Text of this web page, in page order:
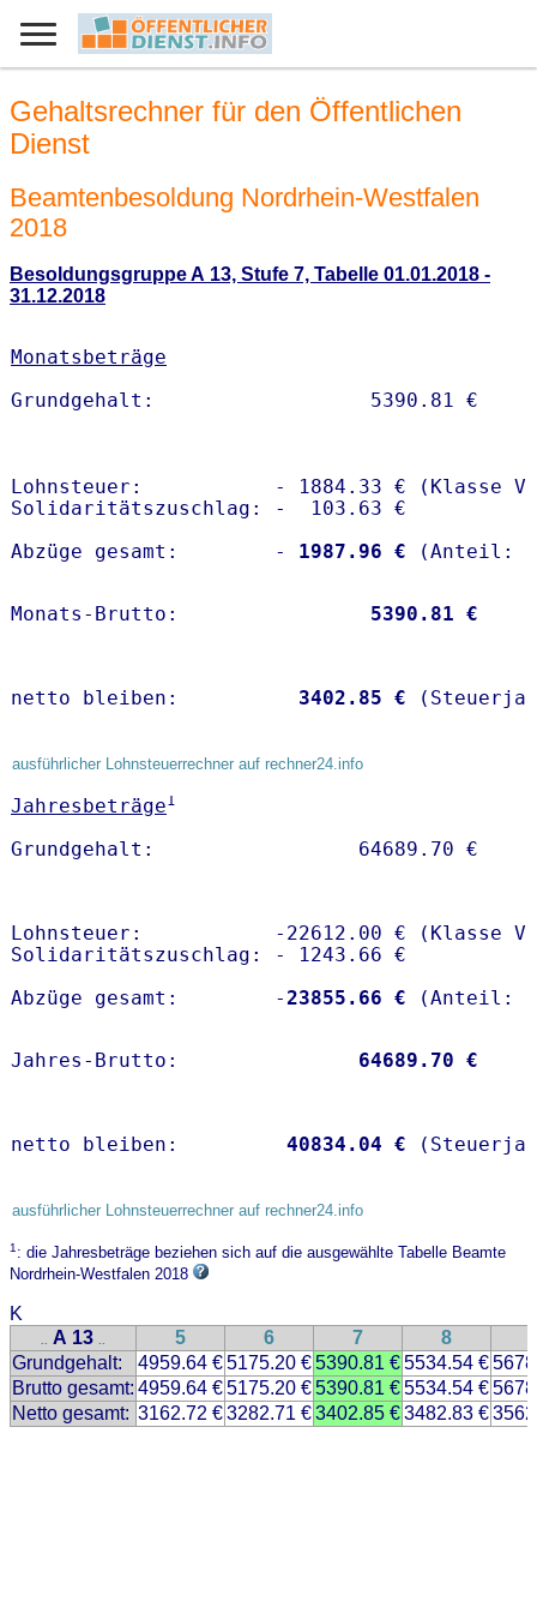
Gehaltsrechner für den Öffentlichen
Dienst
Beamtenbesoldung Nordrhein-Westfalen
2018
Besoldungsgruppe A 13, Stufe 7, Tabelle 01.01.2018 -
31.12.2018
Monatsbeträge
Lohnsteuer:           - 1884.33 € (Klasse V)
Solidaritätszuschlag: -  103.63 €
Abzüge gesamt:        -
1987.96 €
Monats-Brutto: 5390.81 €
netto bleiben: 3402.85 €
ausführlicher Lohnsteuerrechner auf rechner24.info
Jahresbeträge1
Lohnsteuer:           -22612.00 € (Klasse V)
Solidaritätszuschlag: - 1243.66 €
Abzüge gesamt:        -23855.66 €
Jahres-Brutto: 64689.70 €
netto bleiben: 40834.04 €
ausführlicher Lohnsteuerrechner auf rechner24.info
1: die Jahresbeträge beziehen sich auf die ausgewählte Tabelle Beamte
Nordrhein-Westfalen 2018
K
.. A 13 .. 5 6 7 8
Grundgehalt:
4959.64 €5175.20 €5390.81 €5534.54 €
Brutto gesamt: 4959.64 €5175.20 €5390.81 €5534.54 €
Netto gesamt: 3162.72 €3282.71 €3402.85 €3482.83 €